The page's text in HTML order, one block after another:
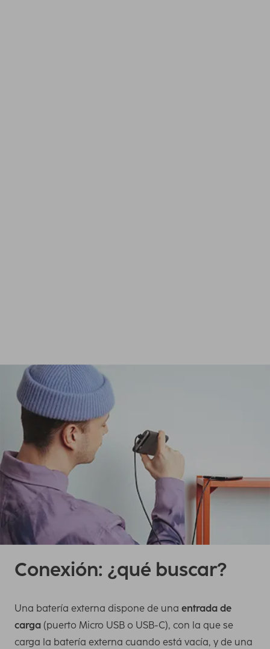
Conexión: ¿qué buscar?
Una batería externa dispone de una entrada de
carga (puerto Micro USB o USB-C), con la que se
carga la batería externa cuando está vacía, y de una